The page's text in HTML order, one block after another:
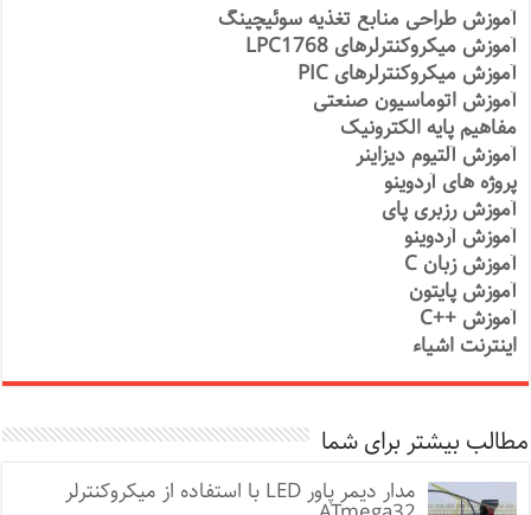
آموزش طراحی منابع تغذیه سوئیچینگ
آموزش میکروکنترلرهای LPC1768
آموزش میکروکنترلرهای PIC
آموزش اتوماسیون صنعتی
مفاهیم پایه الکترونیک
آموزش آلتیوم دیزاینر
پروژه های آردوینو
آموزش رزبری پای
آموزش آردوینو
آموزش زبان C
آموزش پایتون
آموزش ++C
اینترنت اشیاء
مطالب بیشتر برای شما
مدار دیمر پاور LED با استفاده از میکروکنترلر